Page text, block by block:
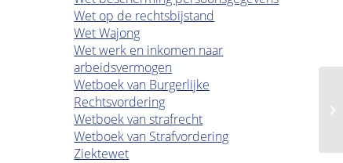
Wet op de rechtsbijstand
Wet Wajong
Wet werk en inkomen naar
arbeidsvermogen
Wetboek van Burgerlijke
Rechtsvordering
Wetboek van strafrecht
Wetboek van Strafvordering
Ziektewet